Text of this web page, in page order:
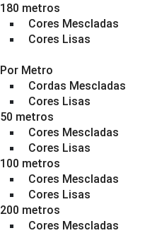
180 metros
Cores Mescladas
Cores Lisas
Por Metro
Cordas Mescladas
Cores Lisas
50 metros
Cores Mescladas
Cores Lisas
100 metros
Cores Mescladas
Cores Lisas
200 metros
Cores Mescladas